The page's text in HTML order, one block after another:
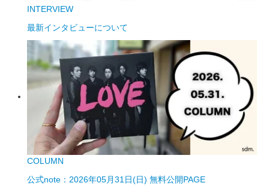
INTERVIEW
最新インタビューについて
COLUMN
公式note：2026年05月31日(日) 無料公開PAGE